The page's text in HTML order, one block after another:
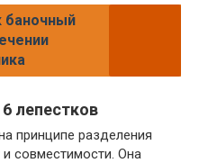
баночный
лепестков
принципе разделения
совместимости. Она